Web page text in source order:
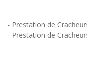
- Prestation de
- Prestation de